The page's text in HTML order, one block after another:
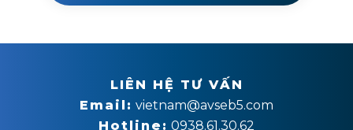
LIÊN HỆ TƯ VẤN
Email: vietnam@avseb5.com
Hotline: 0938.61.30.62